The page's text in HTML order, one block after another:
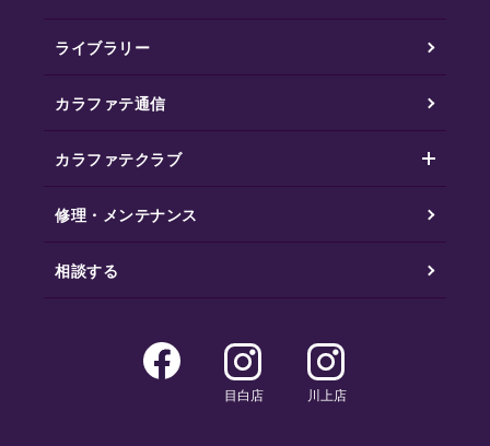
ライブラリー
カラファテ通信
カラファテクラブ
修理・メンテナンス
相談する
目白店 川上店